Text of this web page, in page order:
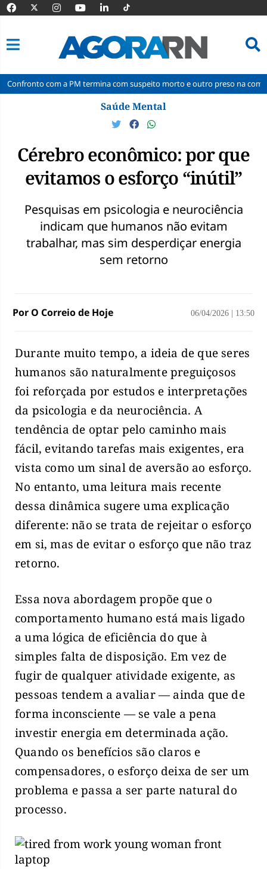
a PM termina com suspeito morto e outro preso na comunidade da
Saúde Mental
Cérebro econômico: por que
evitamos o esforço “inútil”
Pesquisas em psicologia e neurociência
indicam que humanos não evitam
trabalhar, mas sim desperdiçar energia
sem retorno
Por O Correio de Hoje 06/04/2026 13:50
Durante muito tempo, a ideia de que seres
humanos são naturalmente preguiçosos
foi reforçada por estudos e interpretações
da psicologia e da neurociência. A
tendência de optar pelo caminho mais
fácil, evitando tarefas mais exigentes, era
vista como um sinal de aversão ao esforço.
No entanto, uma leitura mais recente
dessa dinâmica sugere uma explicação
diferente: não se trata de rejeitar o esforço
em si, mas de evitar o esforço que não traz
retorno.
Essa nova abordagem propõe que o
comportamento humano está mais ligado
a uma lógica de eficiência do que à
simples falta de disposição. Em vez de
fugir de qualquer atividade exigente, as
pessoas tendem a avaliar — ainda que de
forma inconsciente — se vale a pena
investir energia em determinada ação.
Quando os benefícios são claros e
compensadores, o esforço deixa de ser um
problema e passa a ser parte natural do
processo.